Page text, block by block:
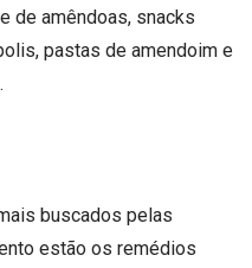
de amêndoas, snacks
pastas de amendoim e
buscados pelas
estão os remédios